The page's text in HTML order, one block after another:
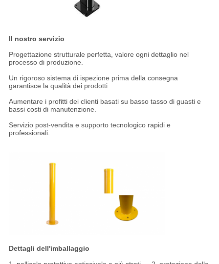
Il nostro servizio
Progettazione strutturale perfetta, valore ogni dettaglio nel
processo di produzione.
Un rigoroso sistema di ispezione prima della consegna
garantisce la qualità dei prodotti
Aumentare i profitti dei clienti basati su basso tasso di guasti e
bassi costi di manutenzione.
Servizio post-vendita e supporto tecnologico rapidi e
professionali.
Dettagli dell'imballaggio